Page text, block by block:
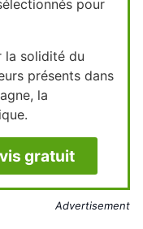
pour
la solidité du
présents dans
la
gratuit
Advertisement